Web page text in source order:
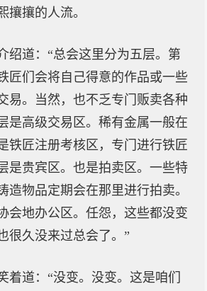
攘攘的人流。
绍道：“总会这里分为五层。第
匠们会将自己得意的作品或一些
易。当然，也不乏专门贩卖各种
是高级交易区。稀有金属一般在
铁匠注册考核区，专门进行铁匠
是贵宾区。也是拍卖区。一些特
造物品定期会在那里进行拍卖。
会地办公区。任怨，这些都没变
很久没来过总会了。”
着道：“没变。没变。这是咱们